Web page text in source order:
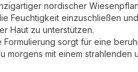
nordischer
Feuchtigkeit einzuschließen
Haut zu unterstützen.
Formulierung sorgt für eine
morgens mit einem strahlenden